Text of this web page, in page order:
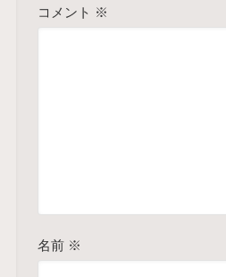
コメント ※
名前 ※